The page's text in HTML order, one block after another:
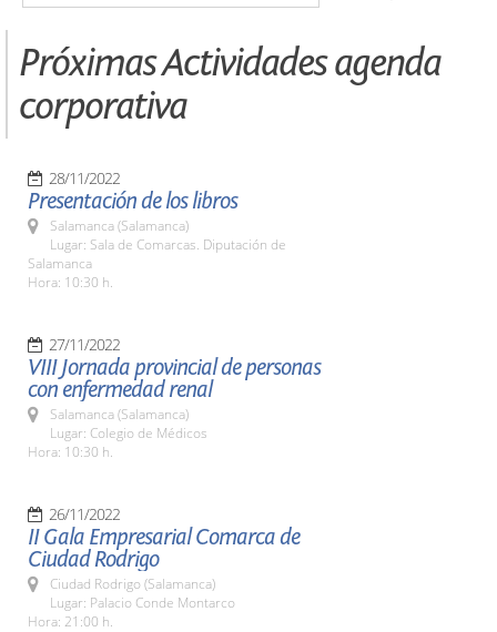
Próximas Actividades agenda
corporativa
28/11/2022
Presentación de los libros
Salamanca (Salamanca)
Lugar: Sala de Comarcas. Diputación de
Salamanca
Hora: 10:30 h.
27/11/2022
VIII Jornada provincial de personas
con enfermedad renal
Salamanca (Salamanca)
Lugar: Colegio de Médicos
Hora: 10:30 h.
26/11/2022
II Gala Empresarial Comarca de
Ciudad Rodrigo
Ciudad Rodrigo (Salamanca)
Lugar: Palacio Conde Montarco
Hora: 21:00 h.